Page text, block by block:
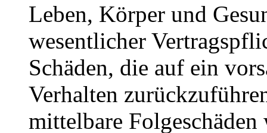
Leben, Körper und
wesentlicher
Schäden, die auf ein
Verhalten
mittelbare Folgeschäden